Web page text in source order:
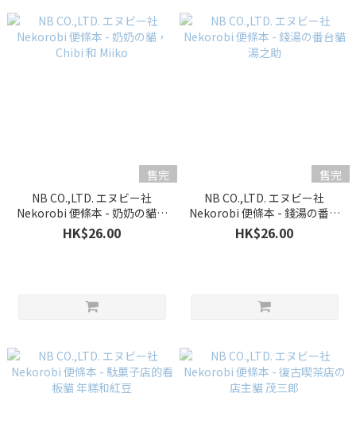
售完
NB CO.,LTD. エヌビー社
Nekorobi 便條本 - 奶奶の貓，
Chibi 和 Miiko
HK$26.00
售完
NB CO.,LTD. エヌビー社
Nekorobi 便條本 - 錢湯の番台
貓 湯之助
HK$26.00